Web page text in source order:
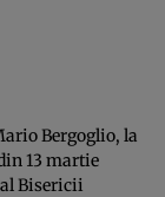
Bergoglio, la
13 martie
al Bisericii